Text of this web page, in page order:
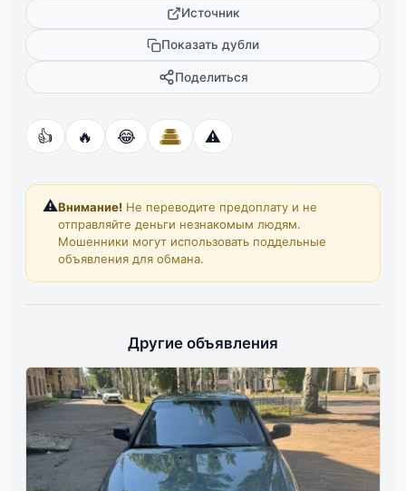
Источник
Показать дубли
Поделиться
👍 🔥 😂 ⚠️
⚠️Внимание! Не переводите предоплату и не
отправляйте деньги незнакомым людям.
Мошенники могут использовать поддельные
объявления для обмана.
Другие объявления